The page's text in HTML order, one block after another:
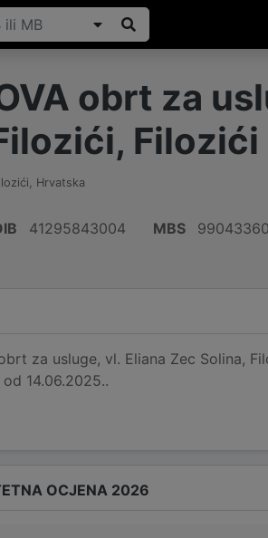
obrt za
Filozići
, Hrvatska
41295843004 MBS 99043360
za usluge, vl. Eliana Zec Solina,
14.06.2025..
OCJENA 2026